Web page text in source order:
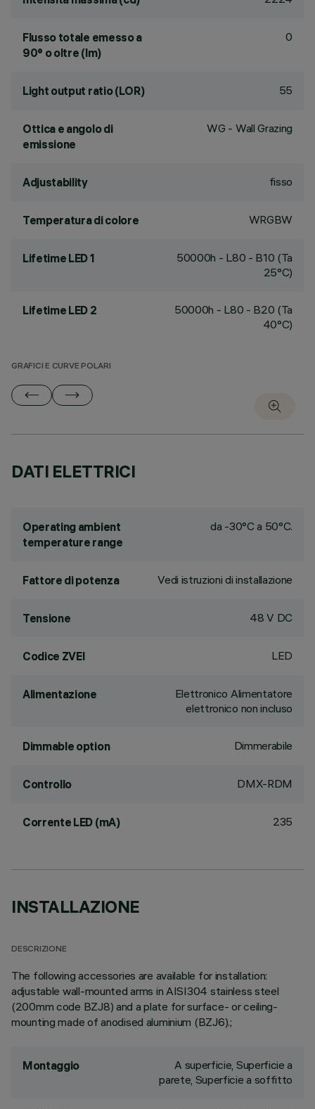
Flusso totale emesso a
90° o oltre (lm)
0
Light output ratio (LOR) 55
Ottica e angolo di
emissione
WG - Wall Grazing
Adjustability fisso
Temperatura di colore WRGBW
Lifetime LED 1
50000h - L80 - B10 (Ta
25°C)
Lifetime LED 2
50000h - L80 - B20 (Ta
40°C)
GRAFICI E CURVE POLARI
DATI ELETTRICI
Operating ambient
temperature range
da -30°C a 50°C.
Fattore di potenza Vedi istruzioni di installazione
Tensione 48 V DC
Codice ZVEI LED
Alimentazione
Elettronico Alimentatore
elettronico non incluso
Dimmable option Dimmerabile
Controllo DMX-RDM
Corrente LED (mA) 235
INSTALLAZIONE
DESCRIZIONE
The following accessories are available for installation:
adjustable wall-mounted arms in AISI304 stainless steel
(200mm code BZJ8) and a plate for surface- or ceiling-
mounting made of anodised aluminium (BZJ6).;
Montaggio
A superficie, Superficie a
parete, Superficie a soffitto